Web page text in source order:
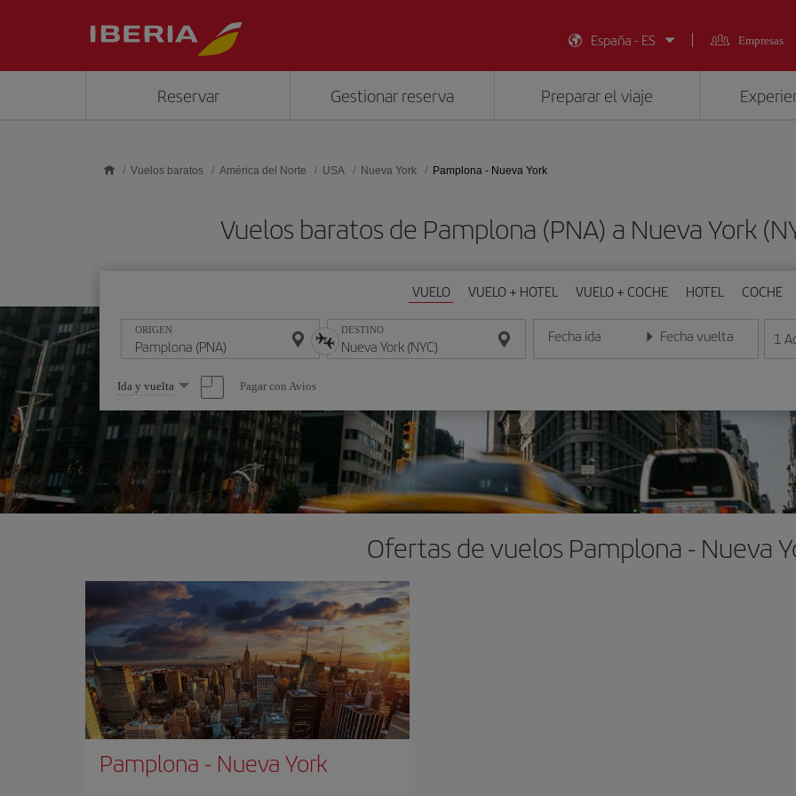
España - ES
Empresas
Reservar Gestionar reserva Preparar el viaje
Vuelos baratos América del Norte USA Nueva York Pamplona - Nueva York
Vuelos baratos de Pamplona (PNA) a Nueva York
VUELO VUELO + HOTEL VUELO + COCHE HOTEL COCHE
ORIGEN DESTINO Fecha ida
Introduce la fecha en formato día/mes/año
Fecha vuelta
Introduce la fecha en 1
Seleccione
una
opción
Ida y vuelta Pagar con Avios
Ofertas de vuelos Pamplona - Nueva
Pamplona - Nueva York